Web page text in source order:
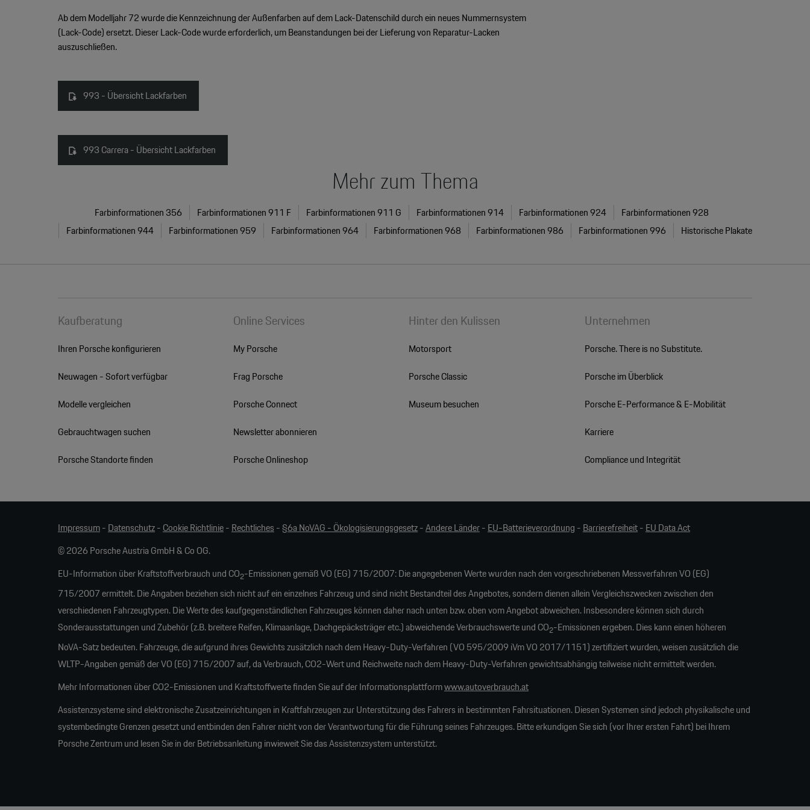
Ab dem Modelljahr 72 wurde die Kennzeichnung der Außenfarben auf dem Lack-Datenschild durch ein neues Nummernsystem
(Lack-Code) ersetzt. Dieser Lack-Code wurde erforderlich, um Beanstandungen bei der Lieferung von Reparatur-Lacken
auszuschließen.
993 - Übersicht Lackfarben
993 Carrera - Übersicht Lackfarben
Mehr zum Thema
Farbinformationen 356 Farbinformationen 911 F Farbinformationen 911 G Farbinformationen 914 Farbinformationen 924
Farbinformationen 928
Farbinformationen 944
Farbinformationen 959 Farbinformationen 964 Farbinformationen 968 Farbinformationen 986 Farbinformationen 996 Historische Plakate
Kaufberatung
Ihren Porsche konfigurieren
Neuwagen - Sofort verfügbar
Modelle vergleichen
Gebrauchtwagen suchen
Porsche Standorte finden
Online Services
My Porsche
Frag Porsche
Porsche Connect
Newsletter abonnieren
Porsche Onlineshop
Hinter den Kulissen
Motorsport
Porsche Classic
Museum besuchen
Unternehmen
Porsche. There is no Substitute.
Porsche im Überblick
Porsche E-Performance & E-Mobilität
Karriere
Compliance und Integrität
Impressum- Datenschutz- Cookie Richtlinie- Rechtliches -§6a NoVAG - Ökologisierungsgesetz-Andere Länder- EU-Batterieverordnung - Barrierefreiheit- EU Data Act
© 2026 Porsche Austria GmbH & Co OG.
EU-Information über Kraftstoffverbrauch und CO2-Emissionen gemäß VO (EG) 715/2007: Die angegebenen Werte wurden nach den vorgeschriebenen Messverfahren VO (EG)
715/2007 ermittelt. Die Angaben beziehen sich nicht auf ein einzelnes Fahrzeug und sind nicht Bestandteil des Angebotes, sondern dienen allein Vergleichszwecken zwischen den
verschiedenen Fahrzeugtypen. Die Werte des kaufgegenständlichen Fahrzeuges können daher nach unten bzw. oben vom Angebot abweichen. Insbesondere können sich durch
Sonderausstattungen und Zubehör (z.B. breitere Reifen, Klimaanlage, Dachgepäcksträger etc.) abweichende Verbrauchswerte und CO2-Emissionen ergeben. Dies kann einen höheren
NoVA-Satz bedeuten. Fahrzeuge, die aufgrund ihres Gewichts zusätzlich nach dem Heavy-Duty-Verfahren (VO 595/2009 iVm VO 2017/1151) zertifiziert wurden, weisen zusätzlich die
WLTP-Angaben gemäß der VO (EG) 715/2007 auf, da Verbrauch, CO2-Wert und Reichweite nach dem Heavy-Duty-Verfahren gewichtsabhängig teilweise nicht ermittelt werden.
Mehr Informationen über CO2-Emissionen und Kraftstoffwerte finden Sie auf der Informationsplattformwww.autoverbrauch.at
Assistenzsysteme sind elektronische Zusatzeinrichtungen in Kraftfahrzeugen zur Unterstützung des Fahrers in bestimmten Fahrsituationen. Diesen Systemen sind jedoch physikalische und
systembedingte Grenzen gesetzt und entbinden den Fahrer nicht von der Verantwortung für die Führung seines Fahrzeuges. Bitte erkundigen Sie sich (vor Ihrer ersten Fahrt) bei Ihrem
Porsche Zentrum und lesen Sie in der Betriebsanleitung inwieweit Sie das Assistenzsystem unterstützt.